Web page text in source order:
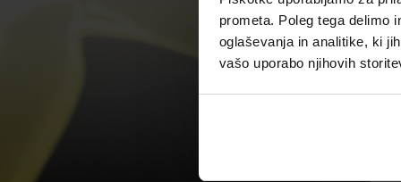
prometa. Poleg tega delimo
oglaševanja in analitike, ki
vašo uporabo njihovih